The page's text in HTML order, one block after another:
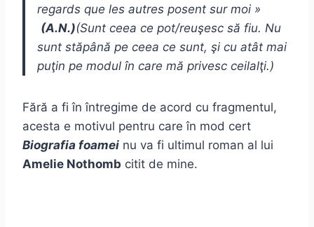
regards que les autres posent sur moi »
(A.N.)(Sunt ceea ce pot/reuşesc să fiu. Nu
sunt stăpână pe ceea ce sunt, şi cu atât mai
puţin pe modul în care mă privesc ceilalţi.)
Fără a fi în întregime de acord cu fragmentul,
acesta e motivul pentru care în mod cert
Biografia foamei nu va fi ultimul roman al lui
Amelie Nothomb citit de mine.